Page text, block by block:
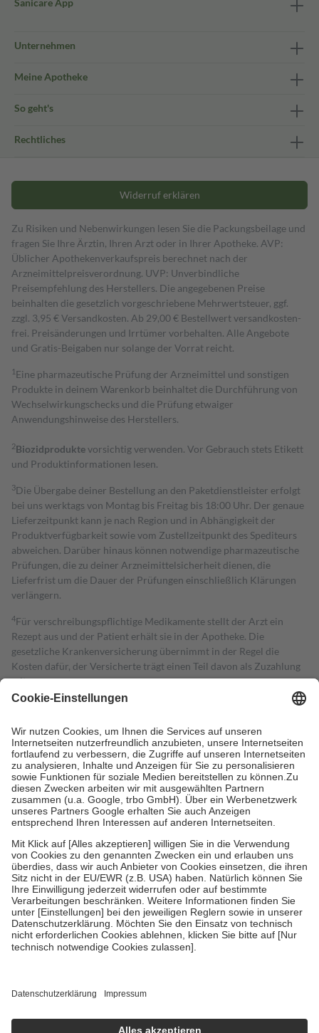
Sanicare App
Unternehmen
Meine Apotheke
So geht's
Rechtliches
Widerruf erklären
Zu Risiken und Nebenwirkungen lesen Sie die Packungsbeilage und
fragen Sie Ihre Ärztin, Ihren Arzt oder in Ihrer Apotheke. AVP:
Üblicher Apothekenverkaufspreis berechnet nach der
Arzneimittelpreisverordnung. UVP: Unverbindliche
Preisempfehlung des Herstellers. Die angegebenen Preise
beinhalten die gesetzlich vorgeschriebene Mehrwertsteuer, ggf.
zzgl. 3,95 € Versandkosten. Ab 29,00 € Bestell­wert versand­kosten­
frei. Preisänderungen und Irrtümer vorbehalten. Alle Angebote
und Gratis-Beigaben nur solange der Vorrat reicht.
1 Eine pharmazeutische Prüfung der Arzneimittel und sonstigen
Produkte in deinem Warenkorb beinhaltet die Durchführung von
Wechselwirkungschecks und die Prüfung etwaiger
Anwendungshinweise des Herstellers.
2Biozidproduktevorsichtig verwenden. Vor Gebrauch stets Etikett
und Produktinformationen lesen.
3Die Übergabe deiner Bestellung an den Paketdienstleister erfolgt
bei uns werktags von Montag bis Freitag bis 18:00 Uhr. Der genaue
Lieferzeitpunkt kann je nach Region und in Abhängigkeit der
Produktverfügbarkeit sowie vom Zustellzeitpunkt des Spediteurs
abweichen. Darüber hinaus können notwendige pharmazeutische
Prüfungen, die zu deiner Arzneimittelsicherheit dienen, die
Lieferfrist um die Dauer der Prüfungen einschließlich Klärungen
verlängern.
4Für verschreibungspflichtige Medikamente stellt der Arzt ein
Rezept aus und der Patient erhält sie in der Apotheke. Die
gesetzliche Krankenversicherung übernimmt in der Regel die
Kosten dafür, der Versicherte trägt einen Teil davon als Zuzahlung
mit.
Grundsätzlich leisten Mitglieder Zuzahlungen in Höhe von zehn
höchstens zehn Euro.
Es sind jedoch nie mehr als die tatsächlichen
Kosten der Leistung zu entrichten.
Diese Regeln gelten grundsätzlich auch für Online-Apotheken.
Bei Heilmitteln und häuslicher Krankenpflege beträgt die
Zuzahlung zehn Prozent der Kosten sowie zehn Euro je
Verordnung.
Um das Engagement der Versicherten für ihre eigene Gesundheit zu
stärken und die besondere Stellung der Familie zu unterstützen,
fallenkeine Zuzahlungenan bei:
• Kindern und Jugendlichen bis zum vollendeten 18. Lebensjahr
mit Ausnahme der Fahrkosten
• Untersuchungen zur Vorsorge und Früherkennung, die von der
GKV getragen werden
• empfohlenen Schutzimpfungen
• Harn- und Blutteststreifen
getroffen, um sicherzustellen, dass es sich um echte Bewertungen
https://help.etrusted.com/hc/de/articles/4419944605341